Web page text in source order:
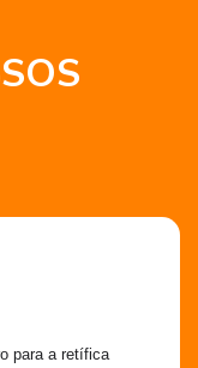
para a retífica